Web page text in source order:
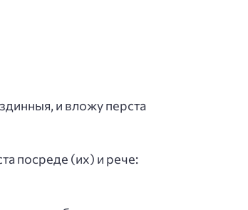
и вложу перста
посреде (их) и рече: